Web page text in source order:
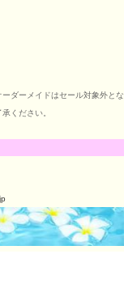
ダーメイドはセール対象外とな
ください。